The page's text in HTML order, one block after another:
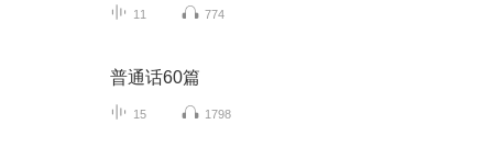
11 774
普通话60篇
15 1798